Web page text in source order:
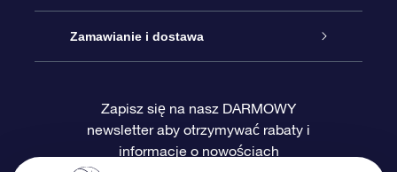
Blog
Recenzje
Pakiet Podarunkowy OSR
Karta podarunkowa OSR
Rejestr Gwiazd
Sprsonalizowana Strona Gwiazdy
Zamawianie i dostawa
Metody płatności
Zapisz się na nasz DARMOWY
newsletter aby otrzymywać rabaty i
informacje o nowościach